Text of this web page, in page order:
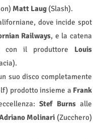
Matt Laug (Slash).
dove incide spot
Railways, e la catena
con il produttore Louis
suo disco completamente
prodotto insieme a Frank
Stef Burnsalle
Molinari (Zucchero)